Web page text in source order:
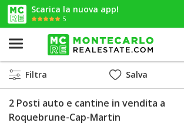
Scarica la nuova app!
5
Filtra Salva
2 Posti auto e cantine in vendita a
Roquebrune-Cap-Martin